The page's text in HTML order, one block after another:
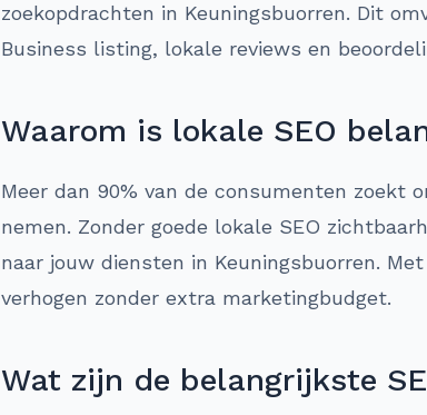
zoekopdrachten in Keuningsbuorren. Dit
Business listing, lokale reviews en
Waarom is lokale SEO
Meer dan 90% van de consumenten zoekt
nemen. Zonder goede lokale SEO
naar jouw diensten in Keuningsbuorren.
verhogen zonder extra marketingbudget.
Wat zijn de belangrijkste